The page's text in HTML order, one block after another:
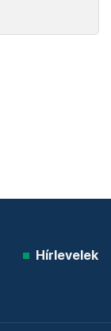
Hírlevelek